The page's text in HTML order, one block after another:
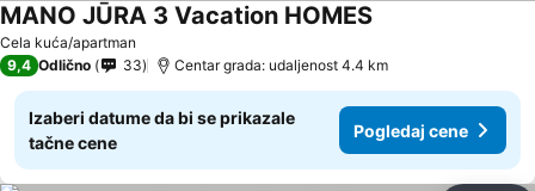
Cela kuća/apartman
MANO JŪRA 3 Vacation HOMES
9,4 Odlično 33 Centar grada: udaljenost 4.4 km
Izaberi datume da bi se prikazale
tačne cene
Pogledaj cene